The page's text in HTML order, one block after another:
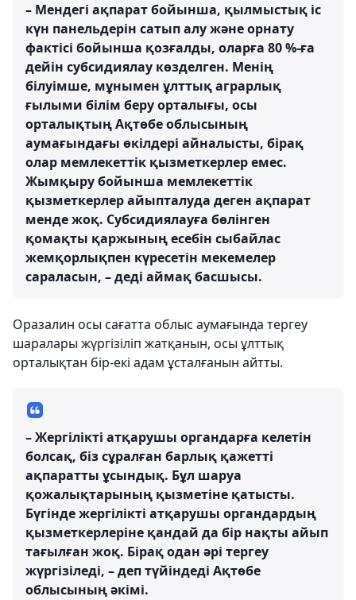
– Мендегі ақпарат бойынша, қылмыстық іс
күн панельдерін сатып алу және орнату
фактісі бойынша қозғалды, оларға 80 %-ға
дейін субсидиялау көзделген. Менің
білуімше, мұнымен ұлттық аграрлық
ғылыми білім беру орталығы, осы
орталықтың Ақтөбе облысының
аумағындағы өкілдері айналысты, бірақ
олар мемлекеттік қызметкерлер емес.
Жымқыру бойынша мемлекеттік
қызметкерлер айыпталуда деген ақпарат
менде жоқ. Субсидиялауға бөлінген
қомақты қаржының есебін сыбайлас
жемқорлықпен күресетін мекемелер
сараласын, – деді аймақ басшысы.
Оразалин осы сағатта облыс аумағында тергеу
шаралары жүргізіліп жатқанын, осы ұлттық
орталықтан бір-екі адам ұсталғанын айтты.
– Жергілікті атқарушы органдарға келетін
болсақ, біз сұралған барлық қажетті
ақпаратты ұсындық. Бұл шаруа
қожалықтарының қызметіне қатысты.
Бүгінде жергілікті атқарушы органдардың
қызметкерлеріне қандай да бір нақты айып
тағылған жоқ. Бірақ одан әрі тергеу
жүргізіледі, – деп түйіндеді Ақтөбе
облысының әкімі.